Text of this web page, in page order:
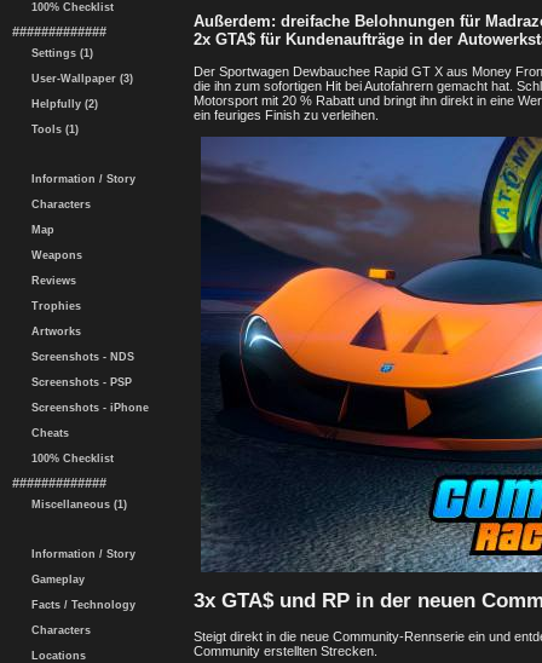
100% Checklist
#############
Settings (1)
User-Wallpaper (3)
Helpfully (2)
Tools (1)
Information / Story
Characters
Map
Weapons
Reviews
Trophies
Artworks
Screenshots - NDS
Screenshots - PSP
Screenshots - iPhone
Cheats
100% Checklist
#############
Miscellaneous (1)
Information / Story
Gameplay
Facts / Technology
Characters
Locations
Außerdem: dreifache Belohnungen für
2x GTA$ für Kundenaufträge in der
Der Sportwagen Dewbauchee Rapid GT X aus Money
die ihn zum sofortigen Hit bei Autofahrern gemacht hat.
Motorsport mit 20 % Rabatt und bringt ihn direkt in eine
ein feuriges Finish zu verleihen.
3x GTA$ und RP in der neuen
Steigt direkt in die neue Community-Rennserie ein und
Community erstellten Strecken.